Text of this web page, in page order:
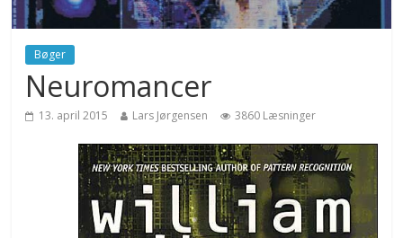
Bøger
Neuromancer
13. april 2015 Lars Jørgensen 3860 Læsninger